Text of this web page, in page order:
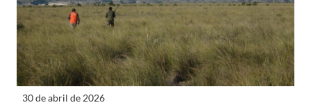
30 de abril de 2026